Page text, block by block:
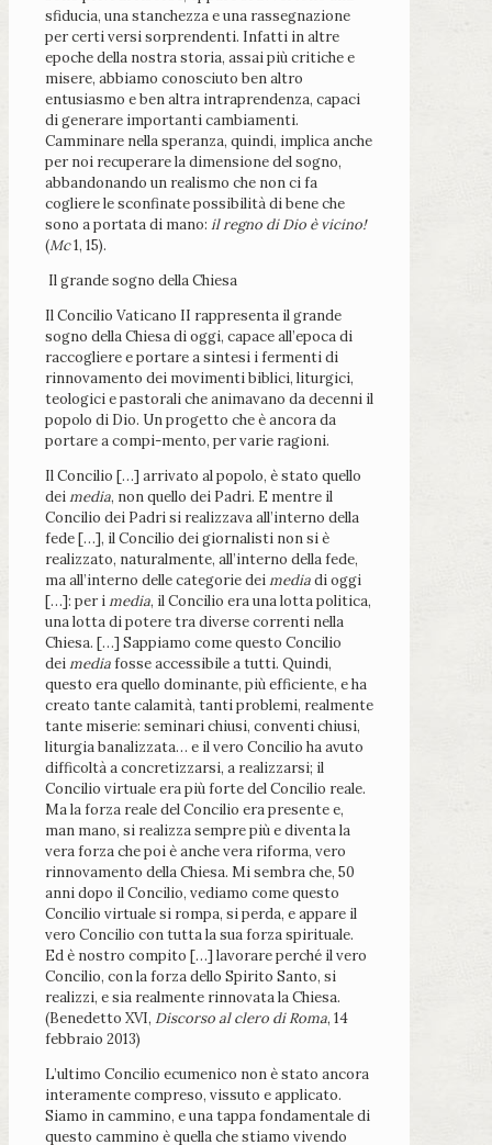
sfiducia, una stanchezza e una rassegnazione
per certi versi sorprendenti. Infatti in altre
epoche della nostra storia, assai più critiche e
misere, abbiamo conosciuto ben altro
entusiasmo e ben altra intraprendenza, capaci
di generare importanti cambiamenti.
Camminare nella speranza, quindi, implica anche
per noi recuperare la dimensione del sogno,
abbandonando un realismo che non ci fa
cogliere le sconfinate possibilità di bene che
sono a portata di mano: il regno di Dio è vicino!
(Mc1, 15).
Il grande sogno della Chiesa
Il Concilio Vaticano II rappresenta il grande
sogno della Chiesa di oggi, capace all’epoca di
raccogliere e portare a sintesi i fermenti di
rinnovamento dei movimenti biblici, liturgici,
teologici e pastorali che animavano da decenni il
popolo di Dio. Un progetto che è ancora da
portare a compi-mento, per varie ragioni.
Il Concilio […] arrivato al popolo, è stato quello
deimedia, non quello dei Padri. E mentre il
Concilio dei Padri si realizzava all’interno della
fede […], il Concilio dei giornalisti non si è
realizzato, naturalmente, all’interno della fede,
ma all’interno delle categorie deimediadi oggi
[…]: per imedia, il Concilio era una lotta politica,
una lotta di potere tra diverse correnti nella
Chiesa. […] Sappiamo come questo Concilio
deimediafosse accessibile a tutti. Quindi,
questo era quello dominante, più efficiente, e ha
creato tante calamità, tanti problemi, realmente
tante miserie: seminari chiusi, conventi chiusi,
liturgia banalizzata… e il vero Concilio ha avuto
difficoltà a concretizzarsi, a realizzarsi; il
Concilio virtuale era più forte del Concilio reale.
Ma la forza reale del Concilio era presente e,
man mano, si realizza sempre più e diventa la
vera forza che poi è anche vera riforma, vero
rinnovamento della Chiesa. Mi sembra che, 50
anni dopo il Concilio, vediamo come questo
Concilio virtuale si rompa, si perda, e appare il
vero Concilio con tutta la sua forza spirituale.
Ed è nostro compito […] lavorare perché il vero
Concilio, con la forza dello Spirito Santo, si
realizzi, e sia realmente rinnovata la Chiesa.
(Benedetto XVI, Discorso al clero di Roma, 14
febbraio 2013)
L’ultimo Concilio ecumenico non è stato ancora
interamente compreso, vissuto e applicato.
Siamo in cammino, e una tappa fondamentale di
questo cammino è quella che stiamo vivendo